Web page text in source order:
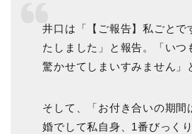
井口は「【ご報告】私ごとで
たしました」と報告。「いつ
驚かせてしまいすみません」
そして、「お付き合いの期間
婚でして私自身、1番びっく